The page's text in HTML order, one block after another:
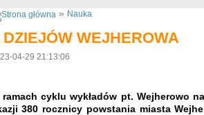
» Nauka
DZIEJÓW WEJHEROWA
04-29 21:13:06
ramach cyklu wykładów pt. Wejherowo
380 rocznicy powstania miasta